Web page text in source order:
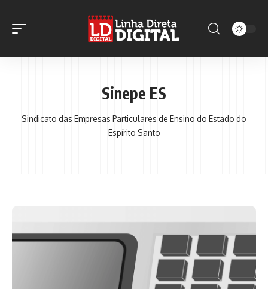
Sinepe ES
Sindicato das Empresas Particulares de Ensino do Estado do
Espírito Santo